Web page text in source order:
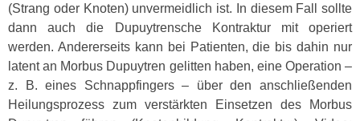
(Strang oder Knoten) unvermeidlich ist. In diesem Fall sollte
dann auch die Dupuytrensche Kontraktur mit operiert
werden. Andererseits kann bei Patienten, die bis dahin nur
latent an Morbus Dupuytren gelitten haben, eine Operation –
z. B. eines Schnappfingers – über den anschließenden
Heilungsprozess zum verstärkten Einsetzen des Morbus